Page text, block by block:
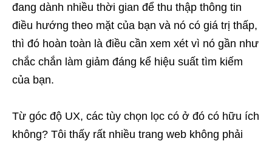
đang dành nhiều thời gian để thu thập thông tin
điều hướng theo mặt của bạn và nó có giá trị thấp,
thì đó hoàn toàn là điều cần xem xét vì nó gần như
chắc chắn làm giảm đáng kể hiệu suất tìm kiếm
của bạn.
Từ góc độ UX, các tùy chọn lọc có ở đó có hữu ích
không? Tôi thấy rất nhiều trang web không phải